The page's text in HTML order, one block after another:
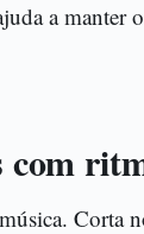
a manter
Corta